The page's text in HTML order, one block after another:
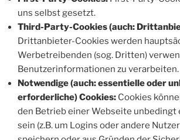
uns selbst gesetzt.
Third-Party-Cookies (auch:
Drittanbieter-Cookies werden
Werbetreibenden (sog. Dritten)
Benutzerinformationen zu verarbeiten.
Notwendige (auch: essentielle oder
erforderliche) Cookies: Cookies
den Betrieb einer Webseite unbedingt
sein (z.B. um Logins oder andere